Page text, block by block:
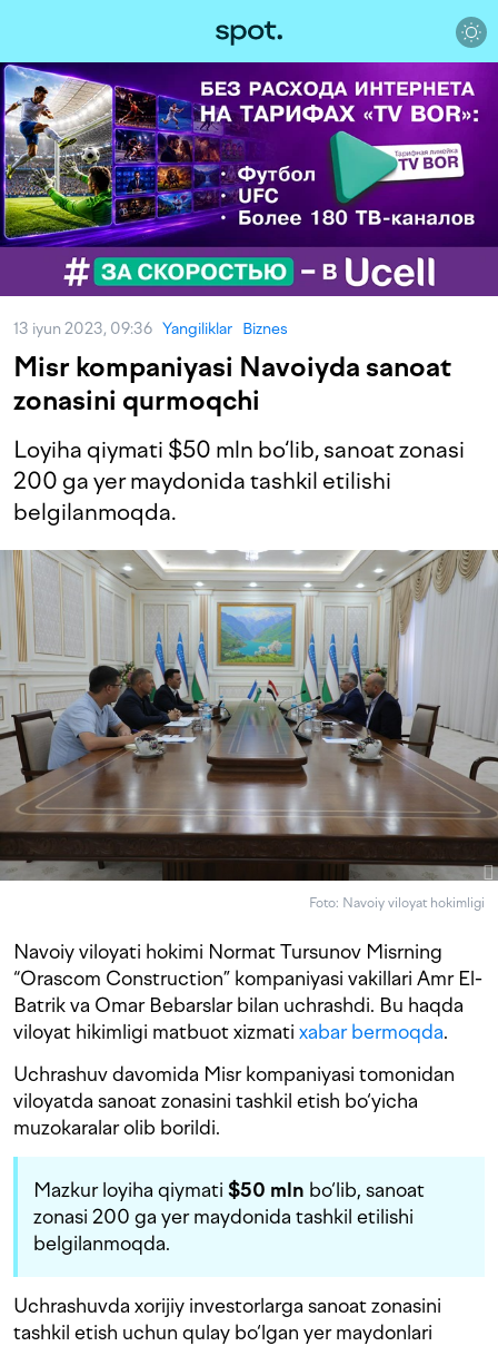
13 iyun 2023, 09:36 Yangiliklar Biznes
Misr kompaniyasi Navoiyda sanoat
zonasini qurmoqchi
Loyiha qiymati $50 mln bo‘lib, sanoat zonasi
200 ga yer maydonida tashkil etilishi
belgilanmoqda.
Foto: Navoiy viloyat hokimligi
Navoiy viloyati hokimi Normat Tursunov Misrning
“Orascom Construction” kompaniyasi vakillari Amr El-
Batrik va Omar Bebarslar bilan uchrashdi. Bu haqda
viloyat hikimligi matbuot xizmati xabar bermoqda.
Uchrashuv davomida Misr kompaniyasi tomonidan
viloyatda sanoat zonasini tashkil etish bo‘yicha
muzokaralar olib borildi.
Mazkur loyiha qiymati $50 mln bo‘lib, sanoat
zonasi 200 ga yer maydonida tashkil etilishi
belgilanmoqda.
Uchrashuvda xorijiy investorlarga sanoat zonasini
tashkil etish uchun qulay bo‘lgan yer maydonlari